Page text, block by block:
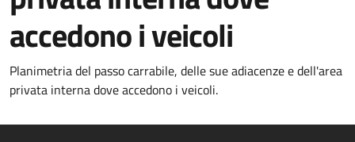
accedono i veicoli
Planimetria del passo carrabile, delle sue adiacenze e dell'area
privata interna dove accedono i veicoli.